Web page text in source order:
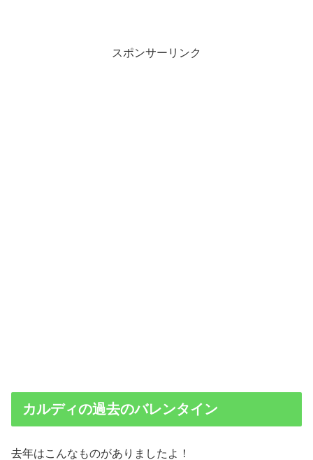
スポンサーリンク
カルディの過去のバレンタイン
去年はこんなものがありましたよ！